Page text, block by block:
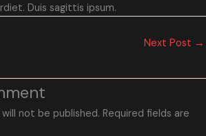
Duis sagittis ipsum.
Next Post →
not be published. Required fields are